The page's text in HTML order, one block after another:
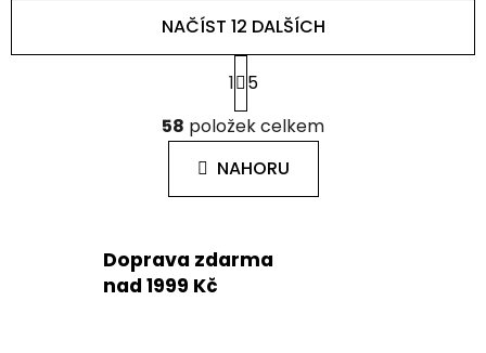
O
v
l
á
d
c
í
NAČÍST 12 DALŠÍCH
S
t
r
á
n
k
n
í
1
5
58 položek celkem
NAHORU
Doprava zdarma
nad 1999 Kč